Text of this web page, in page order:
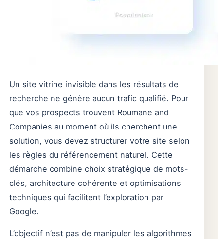
Un site vitrine invisible dans les résultats de
recherche ne génère aucun trafic qualifié. Pour
que vos prospects trouvent Roumane and
Companies au moment où ils cherchent une
solution, vous devez structurer votre site selon
les règles du référencement naturel. Cette
démarche combine choix stratégique de mots-
clés, architecture cohérente et optimisations
techniques qui facilitent l’exploration par
Google.
L’objectif n’est pas de manipuler les algorithmes